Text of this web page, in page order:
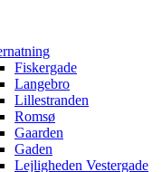
Fiskergade
Langebro
Lillestranden
Romsø
Gaarden
Gaden
Lejligheden Vestergade